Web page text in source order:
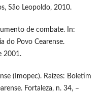
São Leopoldo, 2010.
de combate. In:
do Povo Cearense.
2001.
(Imopec). Raízes: Boletim
Fortaleza, n. 34, –